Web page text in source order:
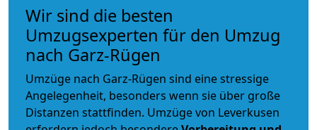
Wir sind die besten
Umzugsexperten für den Umzug
nach Garz-Rügen
Umzüge nach Garz-Rügen sind eine stressige
Angelegenheit, besonders wenn sie über große
Distanzen stattfinden. Umzüge von Leverkusen